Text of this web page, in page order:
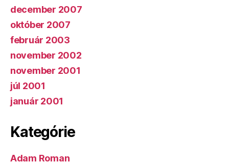
december 2007
október 2007
február 2003
november 2002
november 2001
júl 2001
január 2001
Kategórie
Adam Roman